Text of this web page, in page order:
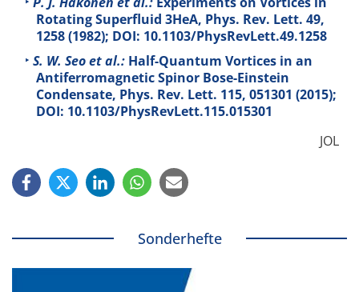
Rotating Superfluid 3HeA, Phys. Rev. Lett. 49,
1258 (1982); DOI: 10.1103/PhysRevLett.49.1258
S. W. Seo et al.: Half-Quantum Vortices in an
Antiferromagnetic Spinor Bose-Einstein
Condensate, Phys. Rev. Lett. 115, 051301 (2015);
DOI: 10.1103/PhysRevLett.115.015301
JOL
Sonderhefte